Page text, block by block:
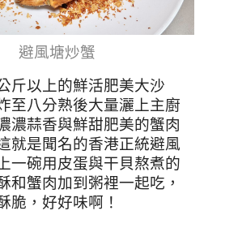
避風塘炒蟹
斤以上的鮮活肥美大沙
至八分熟後大量灑上主廚
濃蒜香與鮮甜肥美的蟹肉
就是聞名的香港正統避風
一碗用皮蛋與干貝熬煮的
和蟹肉加到粥裡一起吃，
脆，好好味啊！